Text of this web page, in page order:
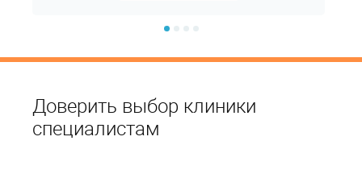
Доверить выбор клиники
специалистам